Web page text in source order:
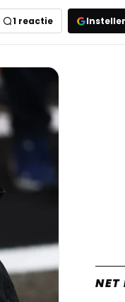
1 reactie
NET